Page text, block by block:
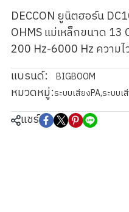
DECCON ยูนิตฮอร์น
OHMS แม่เหล็กขนาด
200 Hz-6000 Hz ความ
แบรนด์:
BIGBOOM
หมวดหมู่:ระบบเสียงPA,ระบบ
แชร์